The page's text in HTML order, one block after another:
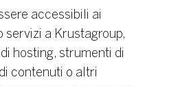
accessibili ai
servizi a Krustagroup,
hosting, strumenti di
contenuti o altri